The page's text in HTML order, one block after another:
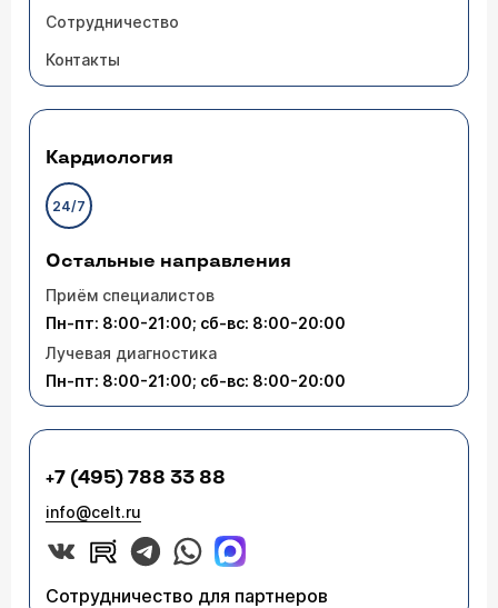
Сотрудничество
Контакты
Кардиология
24/7
Остальные направления
Приём специалистов
Пн-пт: 8:00-21:00; сб-вс: 8:00-20:00
Лучевая диагностика
Пн-пт: 8:00-21:00; сб-вс: 8:00-20:00
+7 (495) 788 33 88
info@celt.ru
Сотрудничество для партнеров